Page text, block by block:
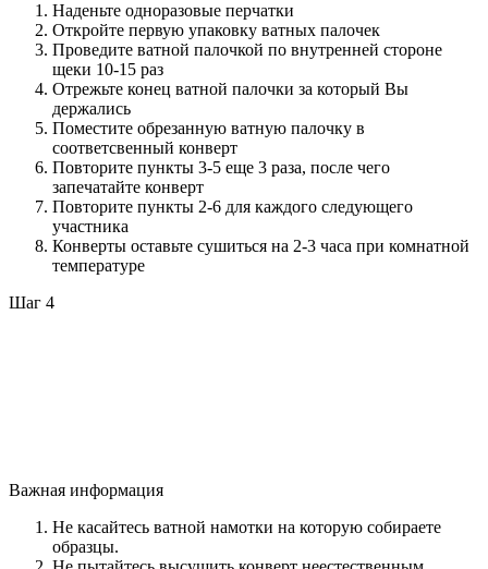
Наденьте одноразовые перчатки
Откройте первую упаковку ватных палочек
Проведите ватной палочкой по внутренней стороне
щеки 10-15 раз
Отрежьте конец ватной палочки за который Вы
держались
Поместите обрезанную ватную палочку в
соответсвенный конверт
Повторите пункты 3-5 еще 3 раза, после чего
запечатайте конверт
Повторите пункты 2-6 для каждого следующего
участника
Конверты оставьте сушиться на 2-3 часа при комнатной
температуре
Шаг 4
Важная информация
Не касайтесь ватной намотки на которую собираете
образцы.